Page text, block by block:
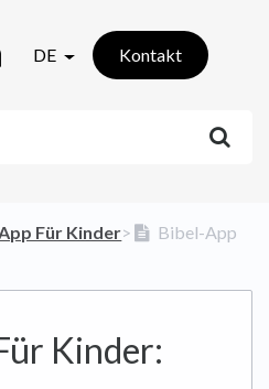
DE Kontakt
Für Kinder​>​
Bibel-App
Kinder: